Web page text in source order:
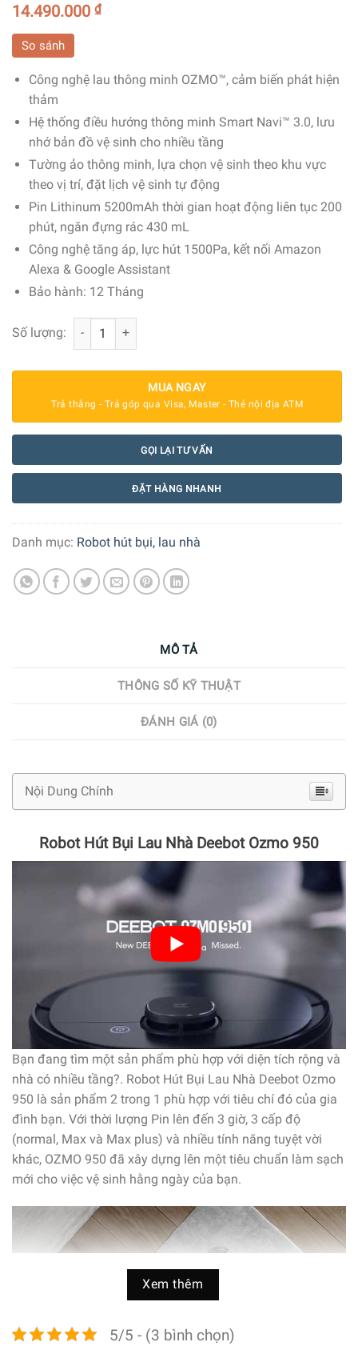
14.490.000 ₫
So sánh
Công nghệ lau thông minh OZMO™, cảm biến phát hiện
thảm
Hệ thống điều hướng thông minh Smart Navi™ 3.0, lưu
nhớ bản đồ vệ sinh cho nhiều tầng
Tường ảo thông minh, lựa chọn vệ sinh theo khu vực
theo vị trí, đặt lịch vệ sinh tự động
Pin Lithinum 5200mAh thời gian hoạt động liên tục 200
phút, ngăn đựng rác 430 mL
Công nghệ tăng áp, lực hút 1500Pa, kết nối Amazon
Alexa & Google Assistant
Bảo hành: 12 Tháng
Số lượng: Robot Hút Bụi Lau Nhà Deebot Ozmo 950 số lượng
MUA NGAY
Trả thẳng - Trả góp qua Visa, Master - Thẻ nội địa ATM
GỌI LẠI TƯ VẤN
ĐẶT HÀNG NHANH
Danh mục: Robot hút bụi, lau nhà
MÔ TẢ
THÔNG SỐ KỸ THUẬT
ĐÁNH GIÁ (0)
Nội Dung Chính
Robot Hút Bụi Lau Nhà Deebot Ozmo 950
Bạn đang tìm một sản phẩm phù hợp với diện tích rộng và
nhà có nhiều tầng?. Robot Hút Bụi Lau Nhà Deebot Ozmo
950 là sản phẩm 2 trong 1 phù hợp với tiêu chí đó của gia
đình bạn. Với thời lượng Pin lên đến 3 giờ, 3 cấp độ
(normal, Max và Max plus) và nhiều tính năng tuyệt vời
khác, OZMO 950 đã xây dựng lên một tiêu chuẩn làm sạch
mới cho việc vệ sinh hằng ngày của bạn.
Xem thêm
5/5 - (3 bình chọn)